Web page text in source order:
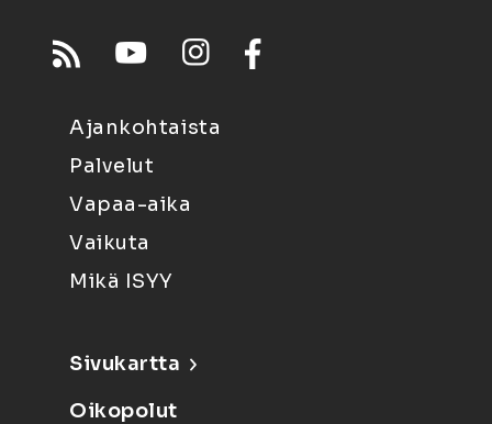
Ajankohtaista
Palvelut
Vapaa-aika
Vaikuta
Mikä ISYY
Sivukartta
Oikopolut